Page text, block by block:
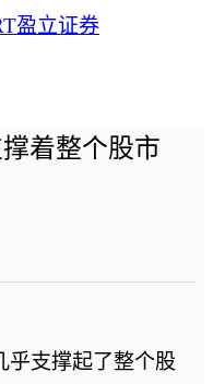
着整个股市
乎支撑起了整个股